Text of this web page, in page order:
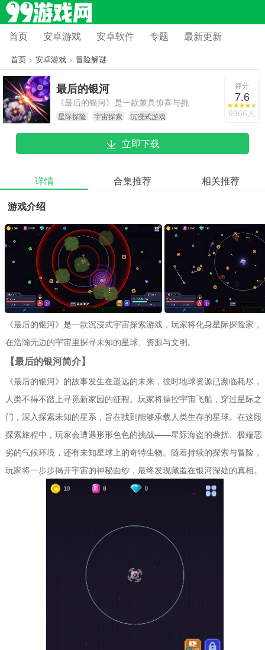
首页 安卓游戏 安卓软件 专题 最新更新
首页> 安卓游戏> 冒险解谜
最后的银河
《最后的银河》是一款兼具惊喜与挑
战的宇宙探索游戏。它既为玩家提供
了广袤无垠的宇宙空间以供自由探
索，又凭借丰富的剧情脉络和随机触
趣。游戏拥有精美的画面与逼真的音
重视社交互动功能，玩家可以和其他
伙伴一同探险、分享游戏心得。要是
你对沉浸式探险游戏以及科幻题材感
兴趣，那么《最后的银河》无疑是值
得体验的佳作。
星际探险 宇宙探索 沉浸式游戏
评分
7.6
9966人
立即下载
详情 合集推荐
相关推荐
游戏介绍
《最后的银河》是一款沉浸式宇宙探索游戏，玩家将化身星际探险家，
在浩瀚无边的宇宙里探寻未知的星球、资源与文明。
【最后的银河简介】
《最后的银河》的故事发生在遥远的未来，彼时地球资源已濒临耗尽，
人类不得不踏上寻觅新家园的征程。玩家将操控宇宙飞船，穿过星际之
门，深入探索未知的星系，旨在找到能够承载人类生存的星球。在这段
探索旅程中，玩家会遭遇形形色色的挑战——星际海盗的袭扰、极端恶
劣的气候环境，还有未知星球上的奇特生物。随着持续的探索与冒险，
玩家将一步步揭开宇宙的神秘面纱，最终发现藏匿在银河深处的真相。